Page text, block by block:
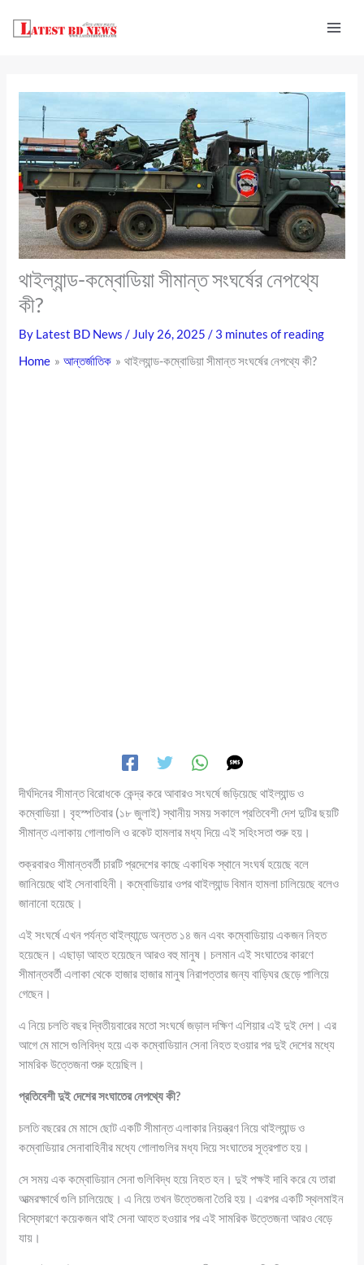
থাইল্যান্ড-কম্বোডিয়া সীমান্ত সংঘর্ষের নেপথ্যে
কী?
By Latest BD News/ July 26, 2025/ 3 minutes of reading
Home
আন্তর্জাতিক থাইল্যান্ড-কম্বোডিয়া সীমান্ত সংঘর্ষের নেপথ্যে কী?
দীর্ঘদিনের সীমান্ত বিরোধকে কেন্দ্র করে আবারও সংঘর্ষে জড়িয়েছে থাইল্যান্ড ও
কম্বোডিয়া। বৃহস্পতিবার (১৮ জুলাই) স্থানীয় সময় সকালে প্রতিবেশী দেশ দুটির ছয়টি
সীমান্ত এলাকায় গোলাগুলি ও রকেট হামলার মধ্য দিয়ে এই সহিংসতা শুরু হয়।
শুক্রবারও সীমান্তবর্তী চারটি প্রদেশের কাছে একাধিক স্থানে সংঘর্ষ হয়েছে বলে
জানিয়েছে থাই সেনাবাহিনী। কম্বোডিয়ার ওপর থাইল্যান্ড বিমান হামলা চালিয়েছে বলেও
জানানো হয়েছে।
এই সংঘর্ষে এখন পর্যন্ত থাইল্যান্ডে অন্তত ১৪ জন এবং কম্বোডিয়ায় একজন নিহত
হয়েছেন। এছাড়া আহত হয়েছেন আরও বহু মানুষ। চলমান এই সংঘাতের কারণে
সীমান্তবর্তী এলাকা থেকে হাজার হাজার মানুষ নিরাপত্তার জন্য বাড়িঘর ছেড়ে পালিয়ে
গেছেন।
এ নিয়ে চলতি বছর দ্বিতীয়বারের মতো সংঘর্ষে জড়াল দক্ষিণ এশিয়ার এই দুই দেশ। এর
আগে মে মাসে গুলিবিদ্ধ হয়ে এক কম্বোডিয়ান সেনা নিহত হওয়ার পর দুই দেশের মধ্যে
সামরিক উত্তেজনা শুরু হয়েছিল।
প্রতিবেশী দুই দেশের সংঘাতের নেপথ্যে কী?
চলতি বছরের মে মাসে ছোট একটি সীমান্ত এলাকার নিয়ন্ত্রণ নিয়ে থাইল্যান্ড ও
কম্বোডিয়ার সেনাবাহিনীর মধ্যে গোলাগুলির মধ্য দিয়ে সংঘাতের সূত্রপাত হয়।
সে সময় এক কম্বোডিয়ান সেনা গুলিবিদ্ধ হয়ে নিহত হন। দুই পক্ষই দাবি করে যে তারা
আত্মরক্ষার্থে গুলি চালিয়েছে। এ নিয়ে তখন উত্তেজনা তৈরি হয়। এরপর একটি স্থলমাইন
বিস্ফোরণে কয়েকজন থাই সেনা আহত হওয়ার পর এই সামরিক উত্তেজনা আরও বেড়ে
যায়।